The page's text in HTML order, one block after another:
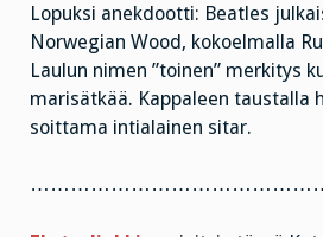
Lopuksi anekdootti: Beatles
Norwegian Wood, kokoelmalla
Laulun nimen ”toinen” merkitys
marisätkää. Kappaleen taustalla
soittama intialainen sitar.